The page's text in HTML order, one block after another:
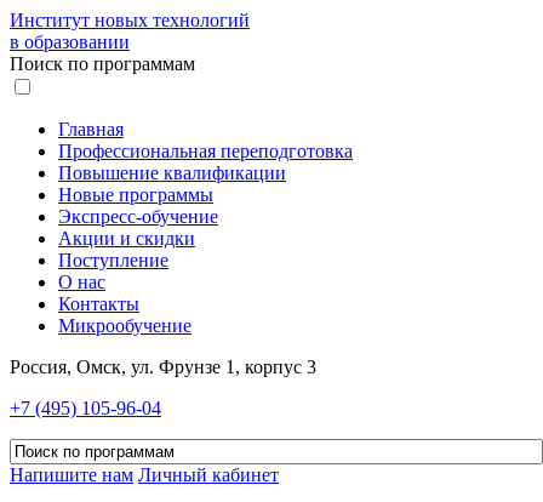
Институт новых технологий
в образовании
Поиск по программам
Главная
Профессиональная переподготовка
Повышение квалификации
Новые программы
Экспресс-обучение
Акции и скидки
Поступление
О нас
Контакты
Микрообучение
Россия, Омск, ул. Фрунзе 1, корпус 3
+7 (495) 105-96-04
Напишите нам Личный кабинет